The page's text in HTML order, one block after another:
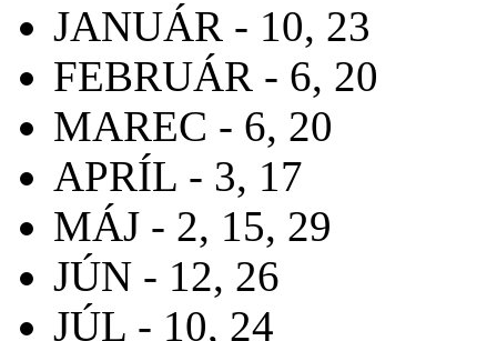
JANUÁR - 10, 23
FEBRUÁR - 6, 20
MAREC - 6, 20
APRÍL - 3, 17
MÁJ - 2, 15, 29
JÚN - 12, 26
JÚL - 10, 24